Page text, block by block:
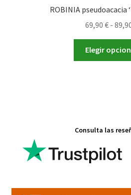
ROBINIA pseudoacacia
69,90 € -
Elegir
Consulta las